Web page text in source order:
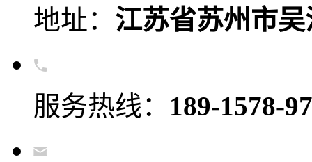
地址： 江苏省苏州市
服务热线： 189-1578-